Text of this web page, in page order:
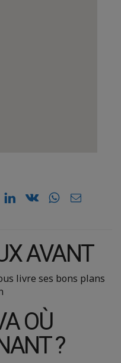
AVANT
livre ses bons plans
OÙ
?